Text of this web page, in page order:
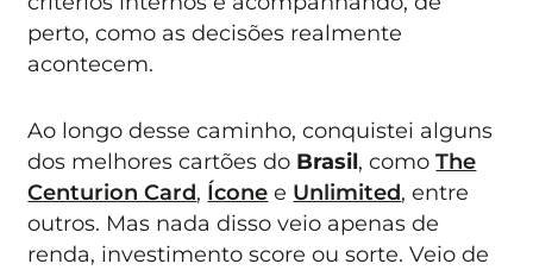
perto, como as decisões realmente
acontecem.
Ao longo desse caminho, conquistei alguns
dos melhores cartões do Brasil, comoThe
Centurion Card, Ícone e Unlimited, entre
outros. Mas nada disso veio apenas de
renda, investimento score ou sorte. Veio de